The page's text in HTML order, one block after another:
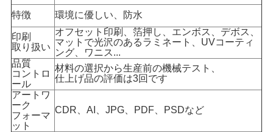
地
図
PRIVACY
POLICY
特徴 環境に優しい、防水
印刷
取り扱い
オフセット印刷、箔押し、エンボス、デボス、
マットで光沢のあるラミネート、UVコーティ
ング、ワニス...
品質
コントロ
ール
材料の選択から生産前の機械テスト、
仕上げ品の評価は3回です
アートワ
ーク
フォーマ
ット
CDR、AI、JPG、PDF、PSDなど